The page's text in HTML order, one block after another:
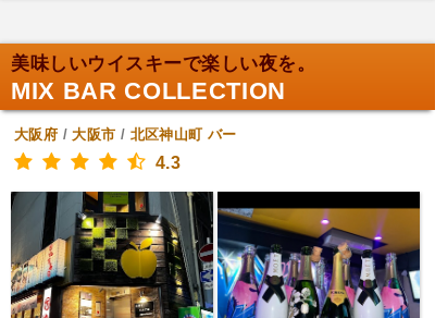
美味しいウイスキーで楽しい夜を。
MIX BAR COLLECTION
大阪府 /大阪市 / 北区神山町 バー
4.3